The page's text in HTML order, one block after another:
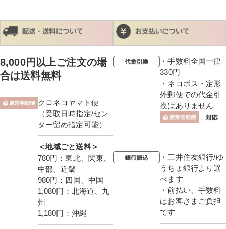
8,000円以上ご注文の場
合は送料無料
クロネコヤマト便
（受取日時指定/セン
ター留め指定可能）
＜地域ごと送料＞
780円：東北、関東、
中部、近畿
980円：四国、中国
1,080円：北海道、九
州
1,180円：沖縄
・手数料全国一律
330円
・ネコポス・定形
外郵便での代金引
換はありません
・三井住友銀行/ゆ
うちょ銀行より選
べます
・前払い、手数料
はお客さまご負担
です